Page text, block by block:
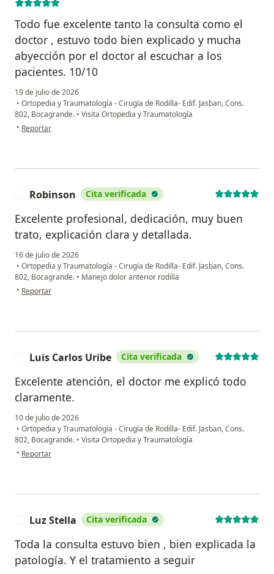
Todo fue excelente tanto la consulta como el
doctor , estuvo todo bien explicado y mucha
abyección por el doctor al escuchar a los
pacientes. 10/10
19 de julio de 2026
• Ortopedia y Traumatología - Cirugía de Rodilla- Edif. Jasban, Cons.
802, Bocagrande. • Visita Ortopedia y Traumatología
• en opinión del usuario Lucero Babativa
Reportar
Robinson Cita verificada
Excelente profesional, dedicación, muy buen
trato, explicación clara y detallada.
16 de julio de 2026
• Ortopedia y Traumatología - Cirugía de Rodilla- Edif. Jasban, Cons.
802, Bocagrande. • Manejo dolor anterior rodilla
• en opinión del usuario Robinson
Reportar
Luis Carlos Uribe Cita verificada
Excelente atención, el doctor me explicó todo
claramente.
10 de julio de 2026
• Ortopedia y Traumatología - Cirugía de Rodilla- Edif. Jasban, Cons.
802, Bocagrande. • Visita Ortopedia y Traumatología
• en opinión del usuario Luis Carlos Uribe
Reportar
Luz Stella Cita verificada
Toda la consulta estuvo bien , bien explicada la
patología. Y el tratamiento a seguir